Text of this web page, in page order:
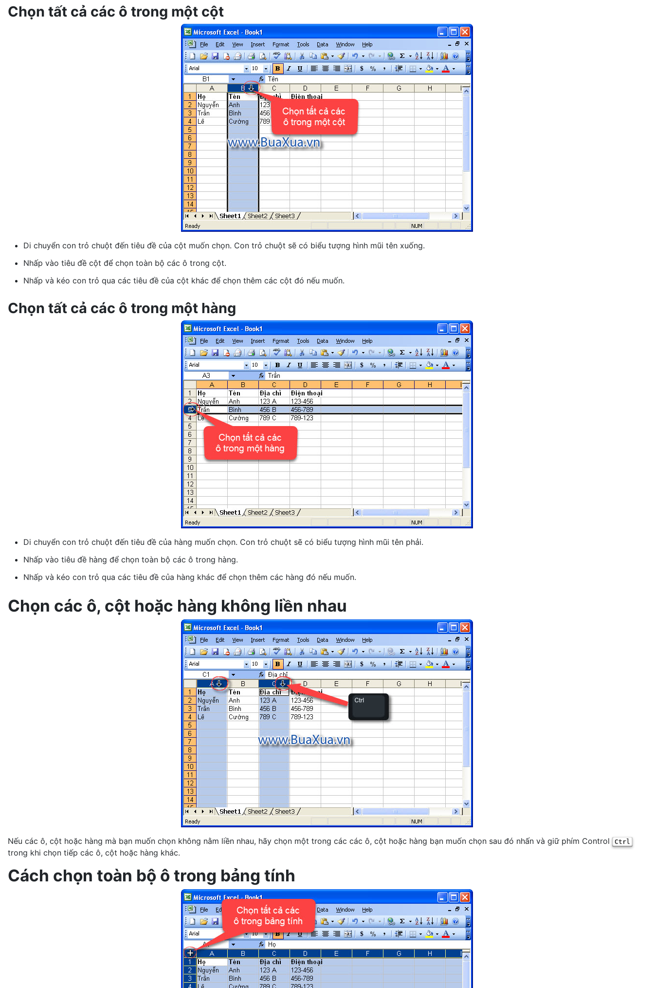
Chọn tất cả các ô trong một cột
Di chuyển con trỏ chuột đến tiêu đề của cột muốn chọn. Con trỏ chuột sẽ có biểu tượng hình mũi tên xuống.
Nhấp vào tiêu đề cột để chọn toàn bộ các ô trong cột.
Nhấp và kéo con trỏ qua các tiêu đề của cột khác để chọn thêm các cột đó nếu muốn.
Chọn tất cả các ô trong một hàng
Di chuyển con trỏ chuột đến tiêu đề của hàng muốn chọn. Con trỏ chuột sẽ có biểu tượng hình mũi tên phải.
Nhấp vào tiêu đề hàng để chọn toàn bộ các ô trong hàng.
Nhấp và kéo con trỏ qua các tiêu đề của hàng khác để chọn thêm các hàng đó nếu muốn.
Chọn các ô, cột hoặc hàng không liền nhau
Nếu các ô, cột hoặc hàng mà bạn muốn chọn không nằm liền nhau, hãy chọn một trong các các ô, cột hoặc hàng bạn muốn chọn sau đó nhấn và giữ phím Control Ctrl
trong khi chọn tiếp các ô, cột hoặc hàng khác.
Cách chọn toàn bộ ô trong bảng tính